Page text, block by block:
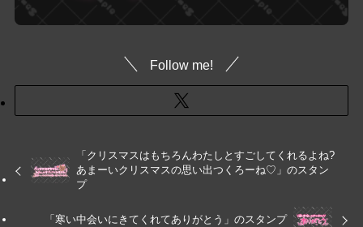
Follow me!
「クリスマスはもちろんわたしとすごしてくれるよね?
あまーいクリスマスの思い出つくろーね♡」のスタン
プ
「寒い中会いにきてくれてありがとう」のスタンプ